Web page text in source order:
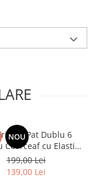
NOU
de Pat Dublu 6
Cearceaf cu Elastic,
Finet Premium
199,00 Lei
139,00 Lei